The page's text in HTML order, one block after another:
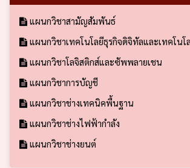
แผนกวิชาสามัญสัมพันธ์
แผนกวิชาเทคโนโลยีธุรกิจดิจิทัลและเทคโนโ
แผนกวิชาโลจิสติกส์และซัพพลายเชน
แผนกวิชาการบัญชี
แผนกวิชาช่างเทคนิคพื้นฐาน
แผนกวิชาช่างไฟฟ้ากำลัง
แผนกวิชาช่างยนต์